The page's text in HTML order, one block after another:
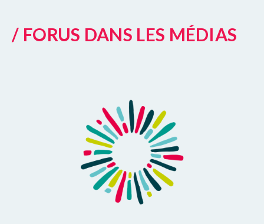
/ FORUS DANS LES MÉDIAS